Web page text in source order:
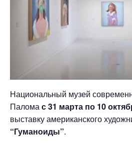
Национальный музей
Паломас 31 марта по 10
выставку американского
“Гуманоиды”.